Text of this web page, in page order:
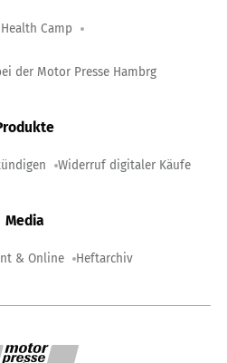
Health Camp
der Motor Presse Hambrg
Widerruf digitaler Käufe
Media
& Online Heftarchiv